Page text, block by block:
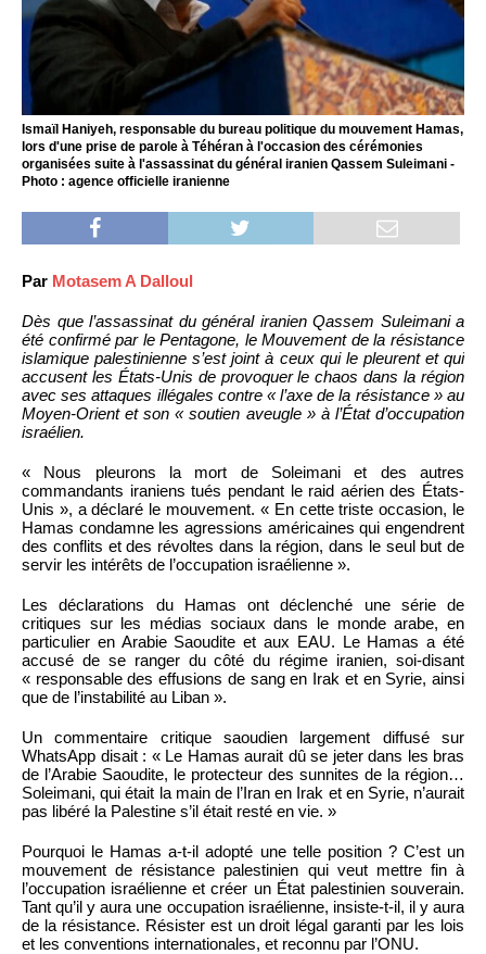
Ismaïl Haniyeh, responsable du bureau politique du mouvement Hamas,
lors d'une prise de parole à Téhéran à l'occasion des cérémonies
organisées suite à l'assassinat du général iranien Qassem Suleimani -
Photo : agence officielle iranienne
Par Motasem A Dalloul
Dès que l’assassinat du général iranien Qassem Suleimani a
été confirmé par le Pentagone, le Mouvement de la résistance
islamique palestinienne s’est joint à ceux qui le pleurent et qui
accusent les États-Unis de provoquer le chaos dans la région
avec ses attaques illégales contre « l’axe de la résistance » au
Moyen-Orient et son « soutien aveugle » à l’État d’occupation
israélien.
« Nous pleurons la mort de Soleimani et des autres
commandants iraniens tués pendant le raid aérien des États-
Unis », a déclaré le mouvement. « En cette triste occasion, le
Hamas condamne les agressions américaines qui engendrent
des conflits et des révoltes dans la région, dans le seul but de
servir les intérêts de l’occupation israélienne ».
Les déclarations du Hamas ont déclenché une série de
critiques sur les médias sociaux dans le monde arabe, en
particulier en Arabie Saoudite et aux EAU. Le Hamas a été
accusé de se ranger du côté du régime iranien, soi-disant
« responsable des effusions de sang en Irak et en Syrie, ainsi
que de l’instabilité au Liban ».
Un commentaire critique saoudien largement diffusé sur
WhatsApp disait : « Le Hamas aurait dû se jeter dans les bras
de l’Arabie Saoudite, le protecteur des sunnites de la région…
Soleimani, qui était la main de l’Iran en Irak et en Syrie, n’aurait
pas libéré la Palestine s’il était resté en vie. »
Pourquoi le Hamas a-t-il adopté une telle position ? C’est un
mouvement de résistance palestinien qui veut mettre fin à
l’occupation israélienne et créer un État palestinien souverain.
Tant qu’il y aura une occupation israélienne, insiste-t-il, il y aura
de la résistance. Résister est un droit légal garanti par les lois
et les conventions internationales, et reconnu par l’ONU.